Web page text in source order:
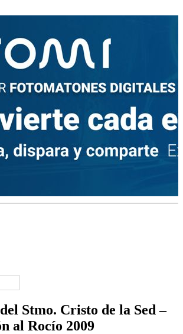
Stmo. Cristo de la Sed –
al Rocío 2009
Soy el asistente virtual de rocio.com.
¿En qué puedo ayudarte?
la primera ermita?
años
Rocío?
tengo que hacer?